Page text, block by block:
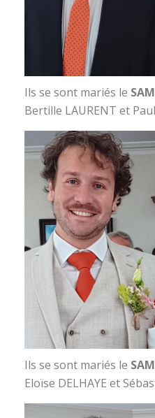
Ils se sont mariés le
Bertille LAURENT et
Ils se sont mariés le
Eloïse DELHAYE et